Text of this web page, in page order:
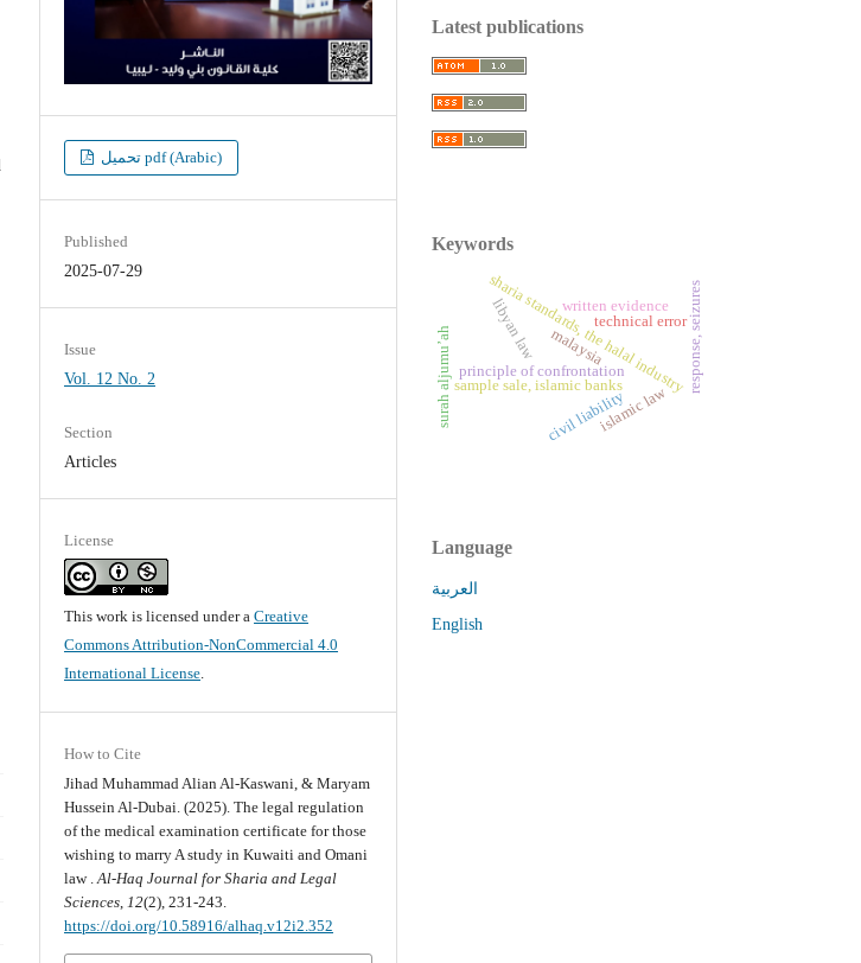
تحميل pdf (Arabic)
Published
2025-07-29
Issue
Vol. 12 No. 2
Section
Articles
License
This work is licensed under aCreative
Commons Attribution-NonCommercial 4.0
International License.
How to Cite
Jihad Muhammad Alian Al-Kaswani, & Maryam
Hussein Al-Dubai. (2025). The legal regulation
of the medical examination certificate for those
wishing to marry A study in Kuwaiti and Omani
law .Al-Haq Journal for Sharia and Legal
Sciences,12(2), 231-243.
https://doi.org/10.58916/alhaq.v12i2.352
Latest publications
Keywords
sample sale, islamic banks
malaysia
sharia standards, the halal industry
islamic law
principle of confrontation
civil liability
response, seizures
libyan law written evidence
surah aljumu’ah
technical error
Language
العربية
English